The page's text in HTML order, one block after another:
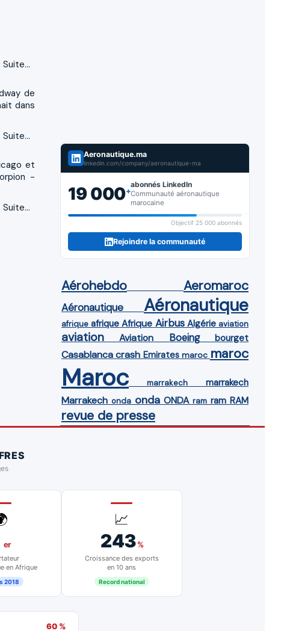
Suite...
de
dans
Suite...
et
-
Suite...
Aeronautique.ma
linkedin.com/company/aeronautique-ma
19 000+
abonnés LinkedIn
Communauté aéronautique
marocaine
Objectif 25 000 abonnés
Rejoindre la communauté
Aérohebdo Aeromaroc
Aéronautique Aéronautique
afrique afrique Afrique Airbus Algérie aviation
aviation Aviation Boeing bourget
Casablanca crash Emirates maroc maroc
Maroc marrakech marrakech
Marrakech onda onda ONDA ram ram RAM
revue de presse
er
en Afrique
2018
📈
243%
Croissance des exports
en 10 ans
Record national
60 %